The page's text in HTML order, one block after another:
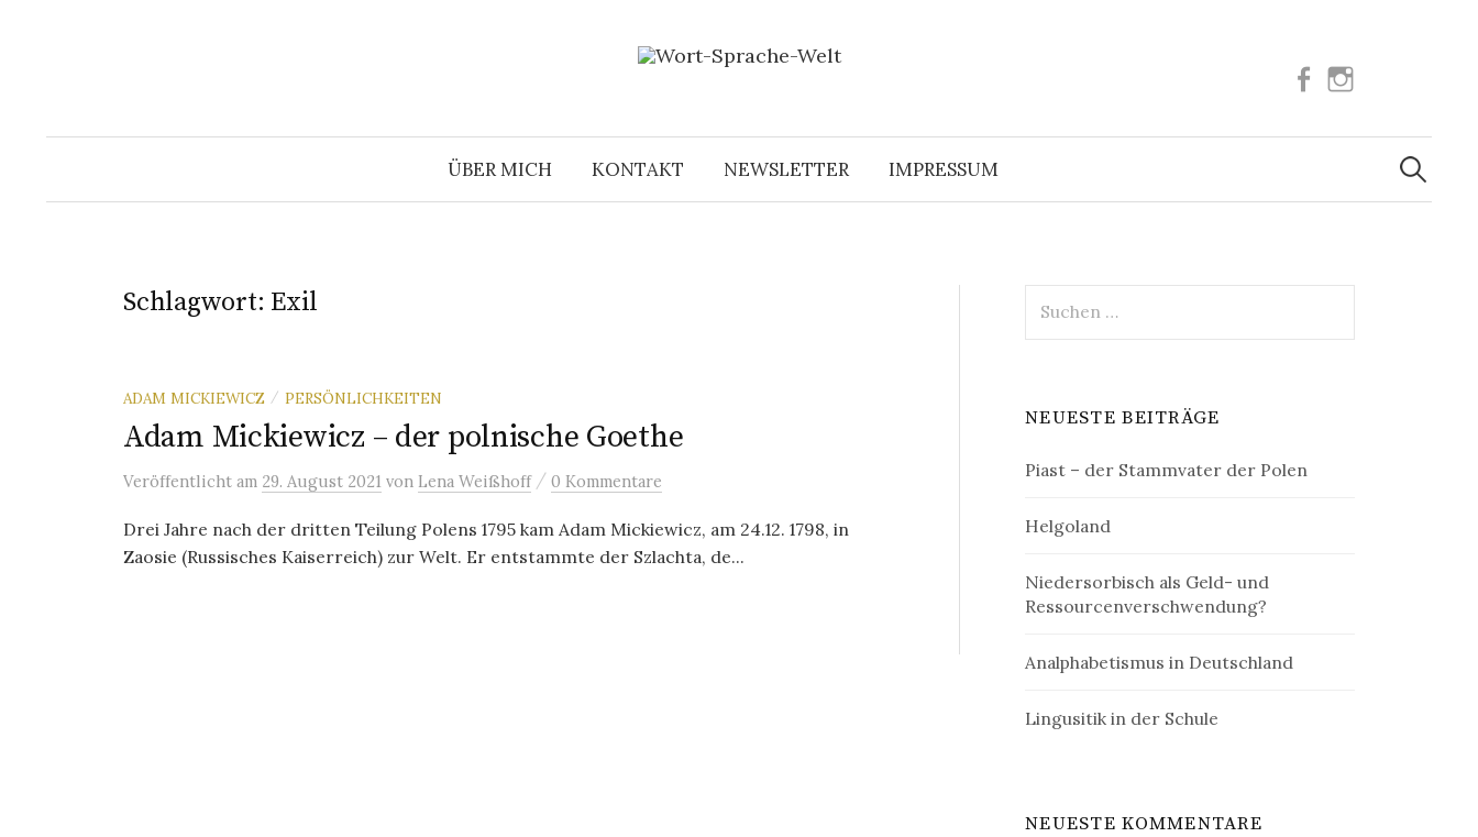
Facebook
ÜBER MICH KONTAKT NEWSLETTER IMPRESSUM
Suchen
nach:
Schlagwort: Exil
ADAM MICKIEWICZ / PERSÖNLICHKEITEN
Adam Mickiewicz – der polnische Goethe
Veröffentlicht am 29. August 2021 von Lena Weißhoff / 0 Kommentare
Drei Jahre nach der dritten Teilung Polens 1795 kam Adam Mickiewicz, am 24.12. 1798, in
Zaosie (Russisches Kaiserreich) zur Welt. Er entstammte der Szlachta, de...
nach:
NEUESTE BEITRÄGE
Piast – der Stammvater der Polen
Helgoland
Niedersorbisch als Geld- und
Ressourcenverschwendung?
Analphabetismus in Deutschland
Lingusitik in der Schule
NEUESTE KOMMENTARE